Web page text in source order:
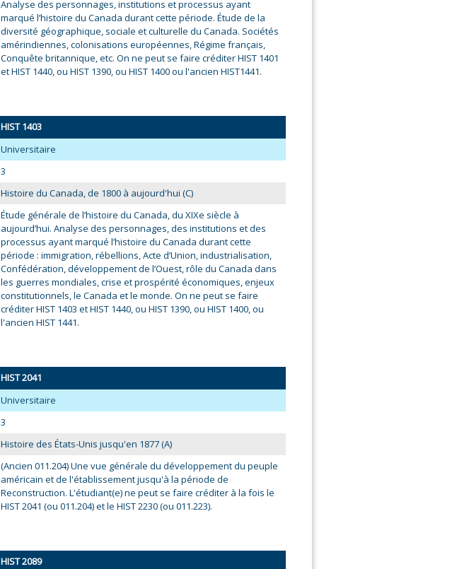
Analyse des personnages, institutions et processus ayant
marqué l’histoire du Canada durant cette période. Étude de la
diversité géographique, sociale et culturelle du Canada. Sociétés
amérindiennes, colonisations européennes, Régime français,
Conquête britannique, etc. On ne peut se faire créditer HIST 1401
et HIST 1440, ou HIST 1390, ou HIST 1400 ou l'ancien HIST1441.
HIST 1403
Universitaire
3
Histoire du Canada, de 1800 à aujourd'hui (C)
Étude générale de l’histoire du Canada, du XIXe siècle à
aujourd’hui. Analyse des personnages, des institutions et des
processus ayant marqué l’histoire du Canada durant cette
période : immigration, rébellions, Acte d’Union, industrialisation,
Confédération, développement de l’Ouest, rôle du Canada dans
les guerres mondiales, crise et prospérité économiques, enjeux
constitutionnels, le Canada et le monde. On ne peut se faire
créditer HIST 1403 et HIST 1440, ou HIST 1390, ou HIST 1400, ou
l'ancien HIST 1441.
HIST 2041
Universitaire
3
Histoire des États-Unis jusqu'en 1877 (A)
(Ancien 011.204) Une vue générale du développement du peuple
américain et de l'établissement jusqu'à la période de
Reconstruction. L'étudiant(e) ne peut se faire créditer à la fois le
HIST 2041 (ou 011.204) et le HIST 2230 (ou 011.223).
HIST 2089